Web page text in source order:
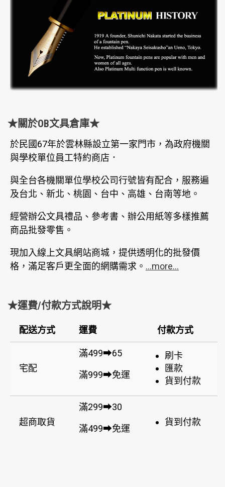
★關於OB文具倉庫★
於民國67年於雲林縣設立第一家門市，為政府機關
與學校單位員工特約商店．
與全台各機關單位學校公司行號皆有配合，服務遍
及台北、新北、桃園、台中、高雄、台南等地。
經營辦公文具禮品、參考書、辦公用紙等多樣推薦
商品批發零售。
現加入線上文具網站商城，提供透明化的批發價
格，滿足客戶更全面的網購需求。 ...more...
★運費/付款方式說明★
配送方式 運費 付款方式
宅配
滿499➡65
滿999➡免運
刷卡
匯款
貨到付款
超商取貨
滿299➡30
滿499➡免運
貨到付款